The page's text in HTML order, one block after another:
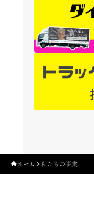
ホーム 私たちの事業